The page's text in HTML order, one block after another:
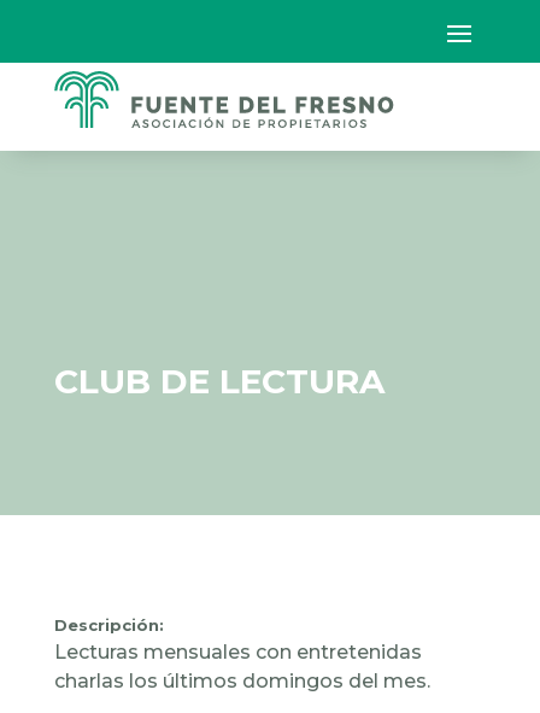
CLUB DE LECTURA
Descripción:
Lecturas mensuales con entretenidas
charlas los últimos domingos del mes.